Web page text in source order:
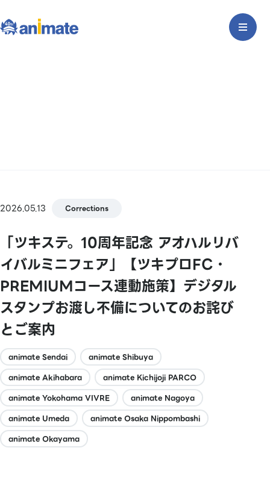
2026.05.13 Corrections
「ツキステ。10周年記念 アオハルリバ
イバルミニフェア」【ツキプロFC・
PREMIUMコース連動施策】デジタル
スタンプお渡し不備についてのお詫び
とご案内
animate Sendai
animate Shibuya
animate Akihabara
animate Kichijoji PARCO
animate Yokohama VIVRE
animate Nagoya
animate Umeda
animate Osaka Nippombashi
animate Okayama